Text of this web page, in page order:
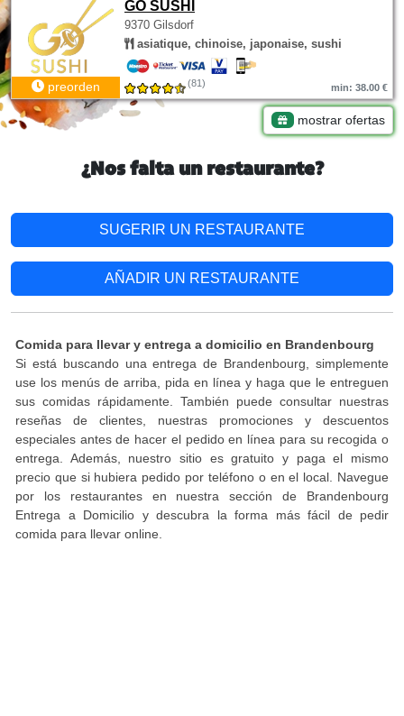
GO SUSHI
9370 Gilsdorf
asiatique, chinoise, japonaise, sushi
preorden (81) min: 38.00 €
mostrar ofertas
¿Nos falta un restaurante?
SUGERIR UN RESTAURANTE
AÑADIR UN RESTAURANTE
Comida para llevar y entrega a domicilio en Brandenbourg
Si está buscando una entrega de Brandenbourg, simplemente
use los menús de arriba, pida en línea y haga que le entreguen
sus comidas rápidamente. También puede consultar nuestras
reseñas de clientes, nuestras promociones y descuentos
especiales antes de hacer el pedido en línea para su recogida o
entrega. Además, nuestro sitio es gratuito y paga el mismo
precio que si hubiera pedido por teléfono o en el local. Navegue
por los restaurantes en nuestra sección de Brandenbourg
Entrega a Domicilio y descubra la forma más fácil de pedir
comida para llevar online.